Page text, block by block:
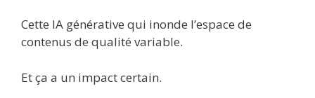
Cette IA générative qui inonde l’espace de
contenus de qualité variable.
Et ça a un impact certain.